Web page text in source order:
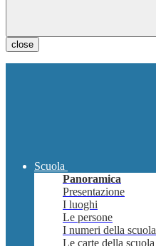
close
Scuola
Panoramica
Presentazione
I luoghi
Le persone
I numeri della scuola
Le carte della scuola